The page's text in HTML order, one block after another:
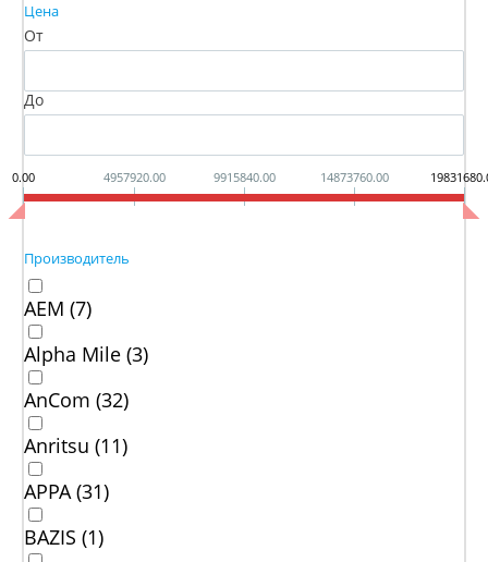
Цена
От
До
0.00 4957920.00 9915840.00 14873760.00
Производитель
AEM (7)
Alpha Mile (3)
AnCom (32)
Anritsu (11)
APPA (31)
BAZIS (1)